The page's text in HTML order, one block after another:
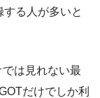
る人が多いと
は見れない最
だけでしか利